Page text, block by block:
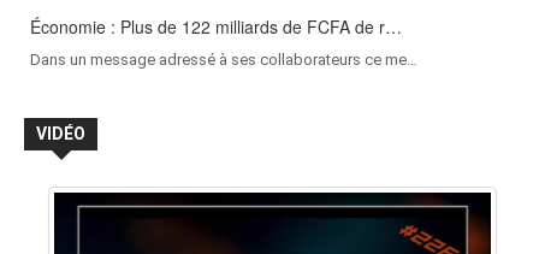
Économie : Plus de 122 milliards de FCFA de r…
Dans un message adressé à ses collaborateurs ce me…
Conseil des ministres du 1er juin : Le gouver…
Le traditionnel Conseil des ministres s’est t…
VIDÉO